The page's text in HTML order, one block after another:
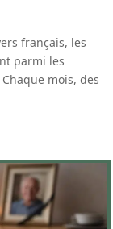
français, les
parmi les
mois, des